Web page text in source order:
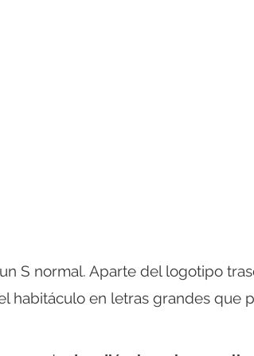
S normal. Aparte del logotipo
habitáculo en letras grandes que